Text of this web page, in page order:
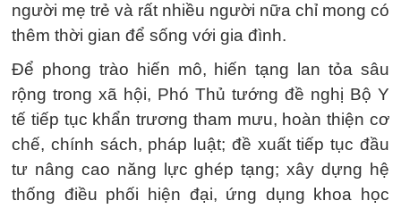
người mẹ trẻ và rất nhiều người nữa chỉ mong có
thêm thời gian để sống với gia đình.
Để phong trào hiến mô, hiến tạng lan tỏa sâu
rộng trong xã hội, Phó Thủ tướng đề nghị Bộ Y
tế tiếp tục khẩn trương tham mưu, hoàn thiện cơ
chế, chính sách, pháp luật; đề xuất tiếp tục đầu
tư nâng cao năng lực ghép tạng; xây dựng hệ
thống điều phối hiện đại, ứng dụng khoa học